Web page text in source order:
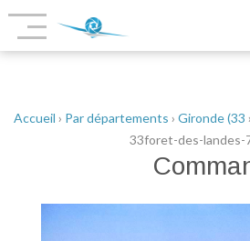
Accueil › Par départements › Gironde (33 ›
33foret-des-landes-